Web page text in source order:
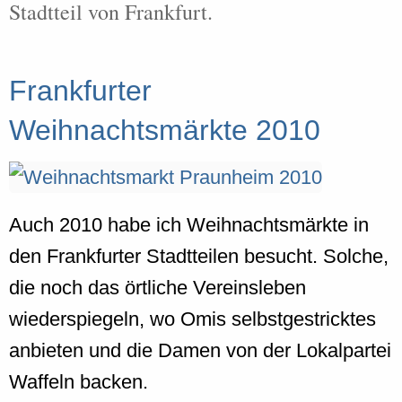
Stadtteil von Frankfurt.
Frankfurter
Weihnachtsmärkte 2010
Auch 2010 habe ich Weihnachtsmärkte in
den Frankfurter Stadtteilen besucht. Solche,
die noch das örtliche Vereinsleben
wiederspiegeln, wo Omis selbstgestricktes
anbieten und die Damen von der Lokalpartei
Waffeln backen.